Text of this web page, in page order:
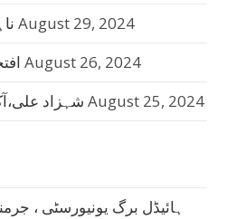
August 29, 2024
August 26, 2024
شہزاد August 25, 2024
ہائیڈل برگ یونیورسٹی ،